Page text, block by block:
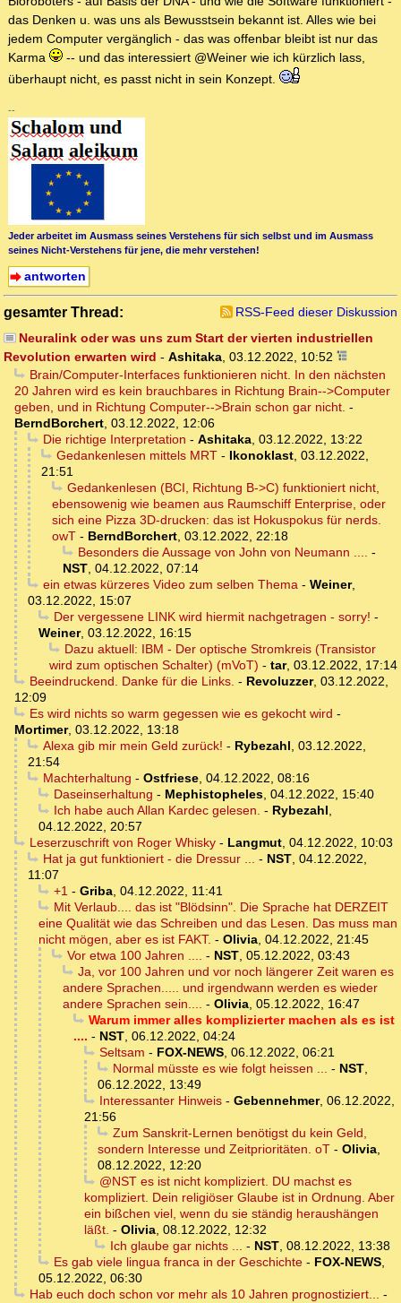
das Denken u. was uns als Bewusstsein bekannt ist. Alles wie bei
jedem Computer vergänglich - das was offenbar bleibt ist nur das
Karma
-- und das interessiert @Weiner wie ich kürzlich lass,
überhaupt nicht, es passt nicht in sein Konzept.
--
Jeder arbeitet im Ausmass seines Verstehens für sich selbst und im Ausmass
seines Nicht-Verstehens für jene, die mehr verstehen!
antworten
gesamter Thread:
RSS-Feed dieser Diskussion
Neuralink oder was uns zum Start der vierten industriellen
Revolution erwarten wird - Ashitaka, 03.12.2022, 10:52
Brain/Computer-Interfaces funktionieren nicht. In den nächsten
20 Jahren wird es kein brauchbares in Richtung Brain-->Computer
geben, und in Richtung Computer-->Brain schon gar nicht. -
BerndBorchert, 03.12.2022, 12:06
Die richtige Interpretation - Ashitaka, 03.12.2022, 13:22
Gedankenlesen mittels MRT- Ikonoklast, 03.12.2022,
21:51
Gedankenlesen (BCI, Richtung B->C) funktioniert nicht,
ebensowenig wie beamen aus Raumschiff Enterprise, oder
sich eine Pizza 3D-drucken: das ist Hokuspokus für nerds.
owT - BerndBorchert, 03.12.2022, 22:18
Besonders die Aussage von John von Neumann .... -
NST, 04.12.2022, 07:14
ein etwas kürzeres Video zum selben Thema- Weiner,
03.12.2022, 15:07
Der vergessene LINK wird hiermit nachgetragen - sorry! -
Weiner, 03.12.2022, 16:15
Dazu aktuell: IBM - Der optische Stromkreis (Transistor
wird zum optischen Schalter) (mVoT) - tar, 03.12.2022, 17:14
Beeindruckend. Danke für die Links. - Revoluzzer, 03.12.2022,
12:09
Es wird nichts so warm gegessen wie es gekocht wird -
Mortimer, 03.12.2022, 13:18
Alexa gib mir mein Geld zurück! - Rybezahl, 03.12.2022,
21:54
Machterhaltung - Ostfriese, 04.12.2022, 08:16
Daseinserhaltung - Mephistopheles, 04.12.2022, 15:40
Ich habe auch Allan Kardec gelesen. - Rybezahl,
04.12.2022, 20:57
Leserzuschrift von Roger Whisky- Langmut, 04.12.2022, 10:03
Hat ja gut funktioniert - die Dressur ... - NST, 04.12.2022,
11:07
+1- Griba, 04.12.2022, 11:41
Mit Verlaub.... das ist "Blödsinn". Die Sprache hat DERZEIT
eine Qualität wie das Schreiben und das Lesen. Das muss man
nicht mögen, aber es ist FAKT. - Olivia, 04.12.2022, 21:45
Vor etwa 100 Jahren .... - NST, 05.12.2022, 03:43
Ja, vor 100 Jahren und vor noch längerer Zeit waren es
andere Sprachen..... und irgendwann werden es wieder
andere Sprachen sein.... - Olivia, 05.12.2022, 16:47
Warum immer alles komplizierter machen als es ist
.... - NST, 06.12.2022, 04:24
Seltsam - FOX-NEWS, 06.12.2022, 06:21
Normal müsste es wie folgt heissen ... - NST,
06.12.2022, 13:49
Interessanter Hinweis- Gebennehmer, 06.12.2022,
21:56
Zum Sanskrit-Lernen benötigst du kein Geld,
sondern Interesse und Zeitprioritäten. oT - Olivia,
08.12.2022, 12:20
@NST es ist nicht kompliziert. DU machst es
kompliziert. Dein religiöser Glaube ist in Ordnung. Aber
ein bißchen viel, wenn du sie ständig heraushängen
läßt. - Olivia, 08.12.2022, 12:32
Ich glaube gar nichts ... - NST, 08.12.2022, 13:38
Es gab viele lingua franca in der Geschichte- FOX-NEWS,
05.12.2022, 06:30
Hab euch doch schon vor mehr als 10 Jahren prognostiziert... -